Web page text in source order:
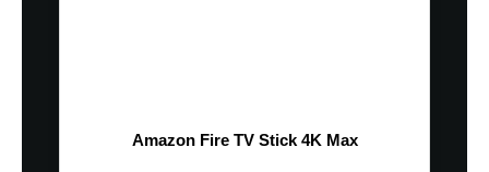
Amazon Fire TV Stick 4K Max